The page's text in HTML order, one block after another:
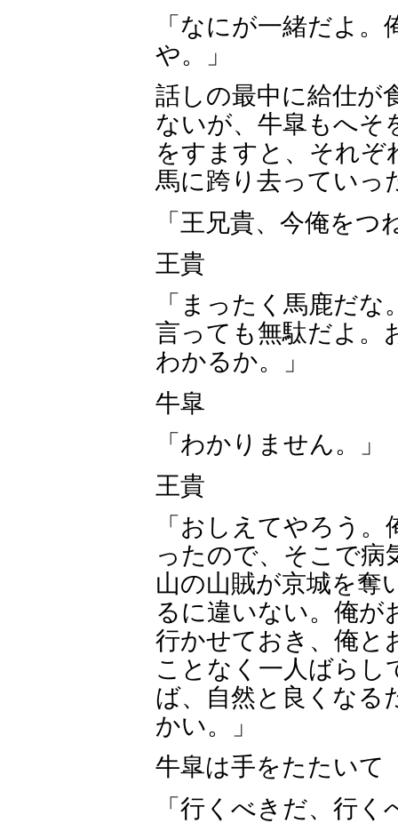
「なにが一緒だよ
や。」
話しの最中に給仕が
ないが、牛皐もへそ
をすますと、それぞ
馬に跨り去っていっ
「王兄貴、今俺を
王貴
「まったく馬鹿だ
言っても無駄だよ。
わかるか。」
牛皐
「わかりません。」
王貴
「おしえてやろう
ったので、そこで病
山の山賊が京城を奪
るに違いない。俺が
行かせておき、俺と
ことなく一人ばらし
ば、自然と良くなる
かい。」
牛皐は手をたたいて
「行くべきだ、行く